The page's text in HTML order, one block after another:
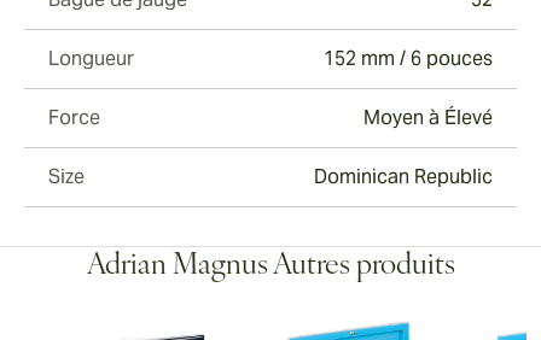
Longueur 152 mm / 6 pouces
Force Moyen à Élevé
Size Dominican Republic
Adrian Magnus Autres produits